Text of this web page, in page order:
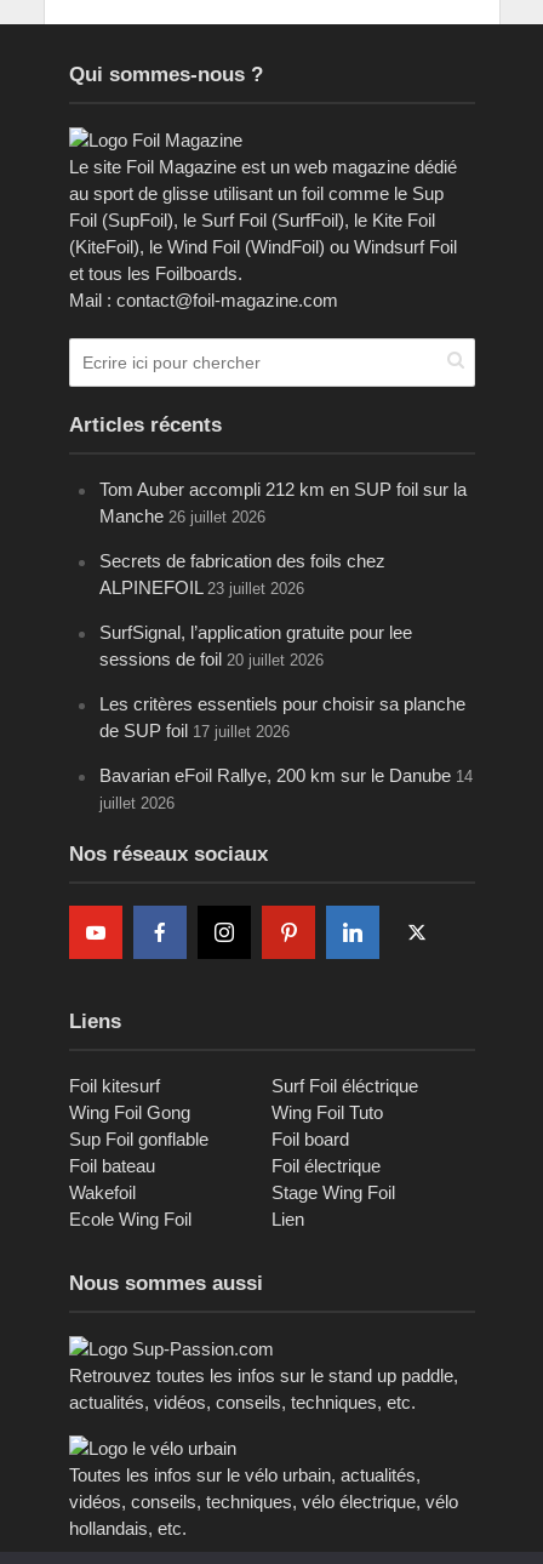
Qui sommes-nous ?
Le site Foil Magazine est un web magazine dédié
au sport de glisse utilisant un foil comme le Sup
Foil (SupFoil), le Surf Foil (SurfFoil), le Kite Foil
(KiteFoil), le Wind Foil (WindFoil) ou Windsurf Foil
et tous les Foilboards.
Mail : contact@foil-magazine.com
Articles récents
Tom Auber accompli 212 km en SUP foil sur la
Manche 26 juillet 2026
Secrets de fabrication des foils chez
ALPINEFOIL 23 juillet 2026
SurfSignal, l’application gratuite pour lee
sessions de foil 20 juillet 2026
Les critères essentiels pour choisir sa planche
de SUP foil 17 juillet 2026
Bavarian eFoil Rallye, 200 km sur le Danube 14
juillet 2026
Nos réseaux sociaux
Liens
Foil kitesurf
Surf Foil éléctrique
Wing Foil Gong
Wing Foil Tuto
Sup Foil gonflable
Foil board
Foil bateau
Foil électrique
Wakefoil
Stage Wing Foil
Ecole Wing Foil
Lien
Nous sommes aussi
Retrouvez toutes les infos sur le stand up paddle,
actualités, vidéos, conseils, techniques, etc.
Toutes les infos sur le vélo urbain, actualités,
vidéos, conseils, techniques, vélo électrique, vélo
hollandais, etc.